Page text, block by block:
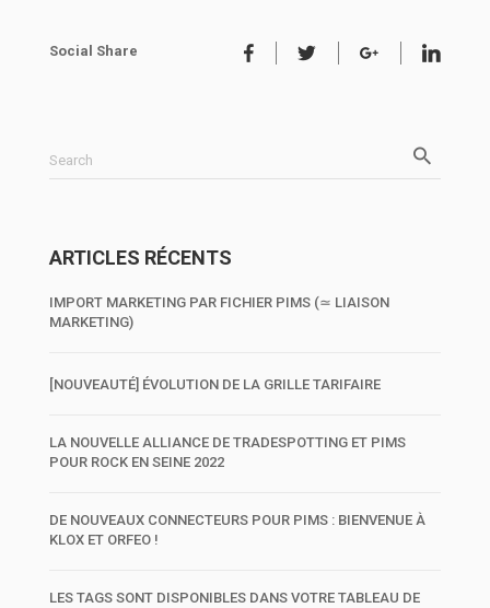
Social Share
Search
ARTICLES RÉCENTS
IMPORT MARKETING PAR FICHIER PIMS (≃ LIAISON
MARKETING)
[NOUVEAUTÉ] ÉVOLUTION DE LA GRILLE TARIFAIRE
LA NOUVELLE ALLIANCE DE TRADESPOTTING ET PIMS
POUR ROCK EN SEINE 2022
DE NOUVEAUX CONNECTEURS POUR PIMS : BIENVENUE À
KLOX ET ORFEO !
LES TAGS SONT DISPONIBLES DANS VOTRE TABLEAU DE